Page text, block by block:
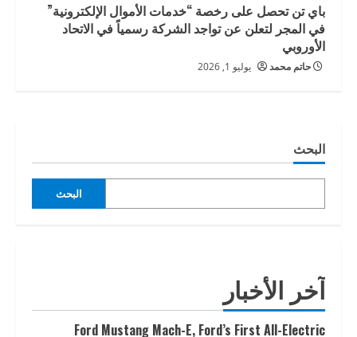
باي تن تحصل على رخصة “خدمات الأموال الإلكترونية”
في المجر لتعلن عن تواجد الشركة رسمياً في الاتحاد
الأوروبي
حاتم محمد يوليو 1, 2026
البحث
البحث
آخر الأخبار
Ford Mustang Mach-E, Ford’s First All-Electric